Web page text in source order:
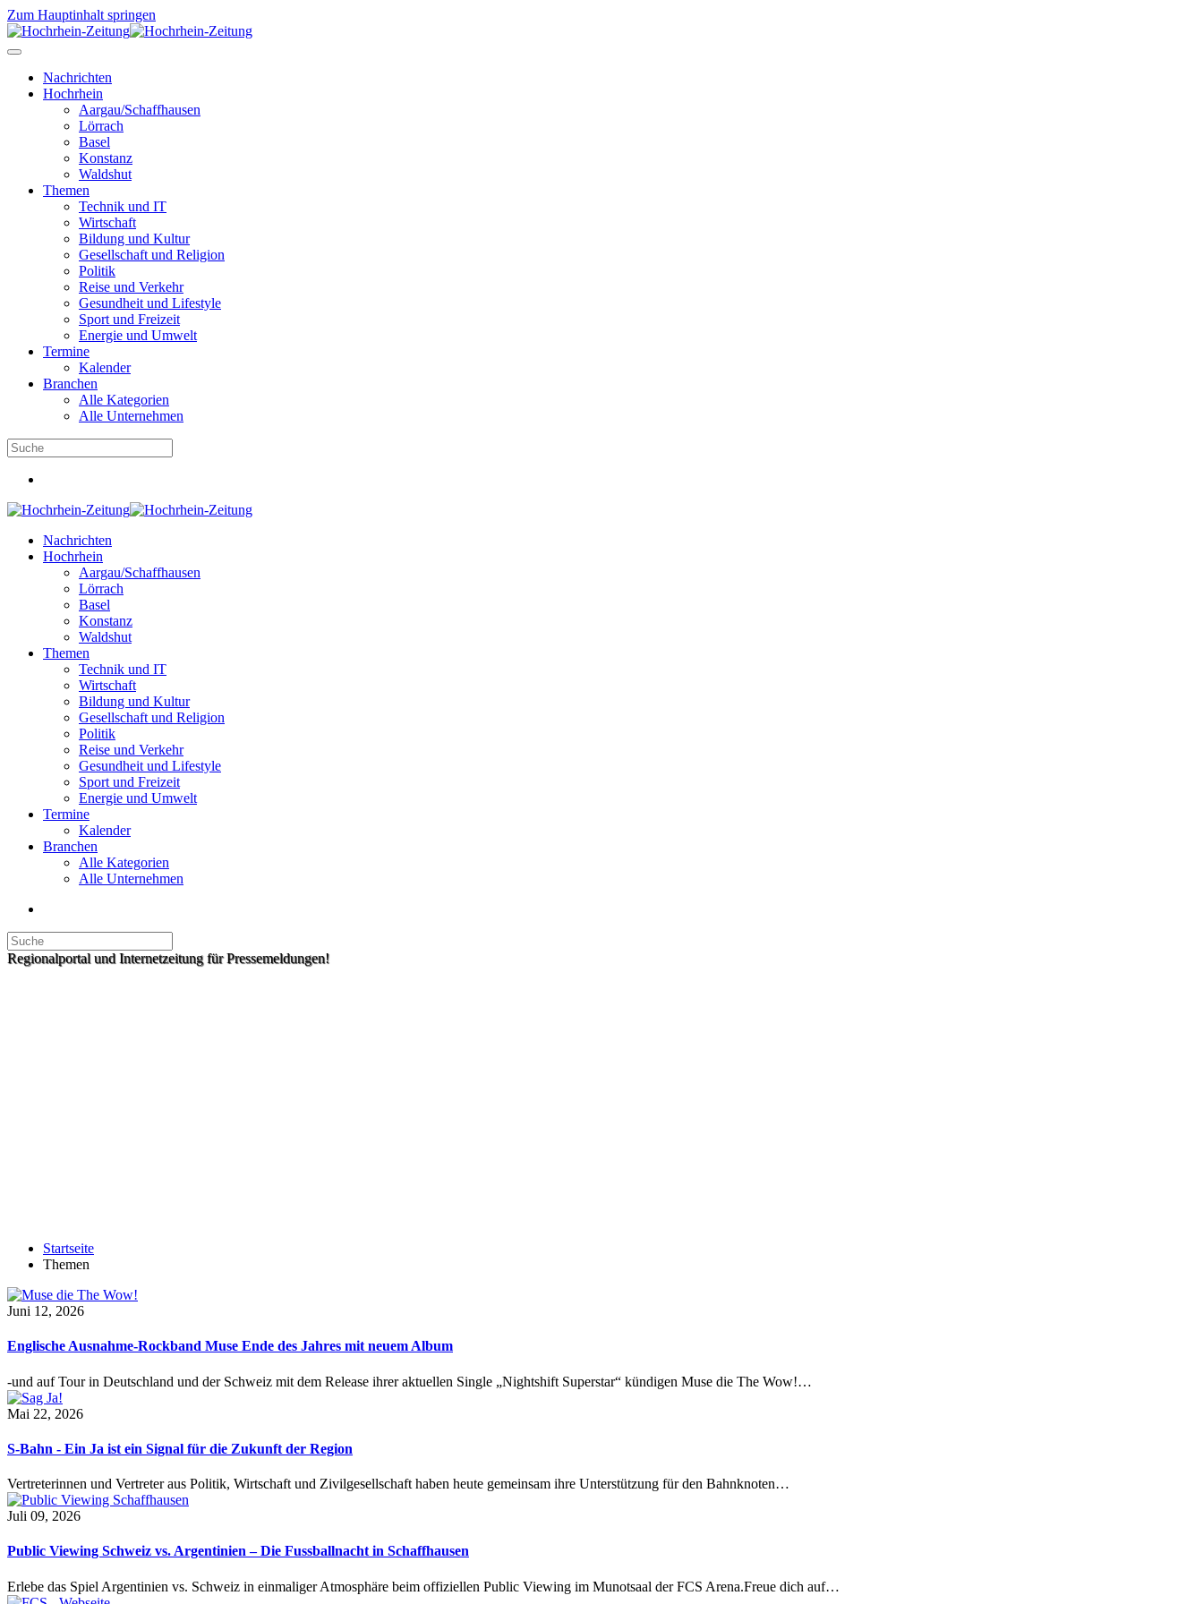
Zum Hauptinhalt springen
Nachrichten
Hochrhein
Aargau/Schaffhausen
Lörrach
Basel
Konstanz
Waldshut
Themen
Technik und IT
Wirtschaft
Bildung und Kultur
Gesellschaft und Religion
Politik
Reise und Verkehr
Gesundheit und Lifestyle
Sport und Freizeit
Energie und Umwelt
Termine
Kalender
Branchen
Alle Kategorien
Alle Unternehmen
Nachrichten
Hochrhein
Aargau/Schaffhausen
Lörrach
Basel
Konstanz
Waldshut
Themen
Technik und IT
Wirtschaft
Bildung und Kultur
Gesellschaft und Religion
Politik
Reise und Verkehr
Gesundheit und Lifestyle
Sport und Freizeit
Energie und Umwelt
Termine
Kalender
Branchen
Alle Kategorien
Alle Unternehmen
Regionalportal und Internetzeitung für Pressemeldungen!
Startseite
Themen
Juni 12, 2026
Englische Ausnahme-Rockband Muse Ende des Jahres mit neuem Album
-und auf Tour in Deutschland und der Schweiz mit dem Release ihrer aktuellen Single „Nightshift Superstar“ kündigen Muse die The Wow!…
Mai 22, 2026
S-Bahn - Ein Ja ist ein Signal für die Zukunft der Region
Vertreterinnen und Vertreter aus Politik, Wirtschaft und Zivilgesellschaft haben heute gemeinsam ihre Unterstützung für den Bahnknoten…
Juli 09, 2026
Public Viewing Schweiz vs. Argentinien – Die Fussballnacht in Schaffhausen
Erlebe das Spiel Argentinien vs. Schweiz in einmaliger Atmosphäre beim offiziellen Public Viewing im Munotsaal der FCS Arena.Freue dich auf…